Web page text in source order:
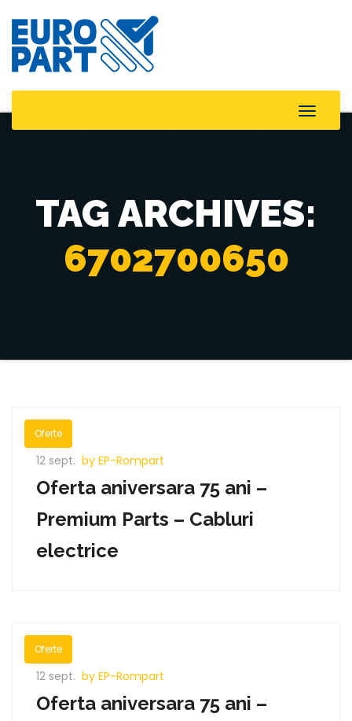
Toggle
TAG ARCHIVES:
6702700650
Oferte
12 sept. by EP-Rompart
Oferta aniversara 75 ani –
Premium Parts – Cabluri
electrice
Oferte
12 sept. by EP-Rompart
Oferta aniversara 75 ani –